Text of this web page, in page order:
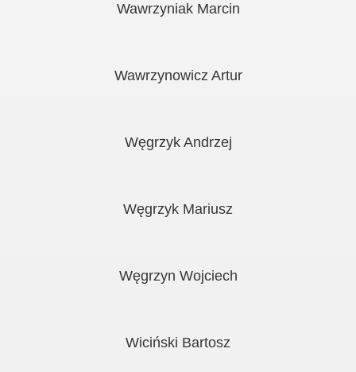
Wawrzyniak Marcin
Wawrzynowicz Artur
Węgrzyk Andrzej
Węgrzyk Mariusz
Węgrzyn Wojciech
Wiciński Bartosz